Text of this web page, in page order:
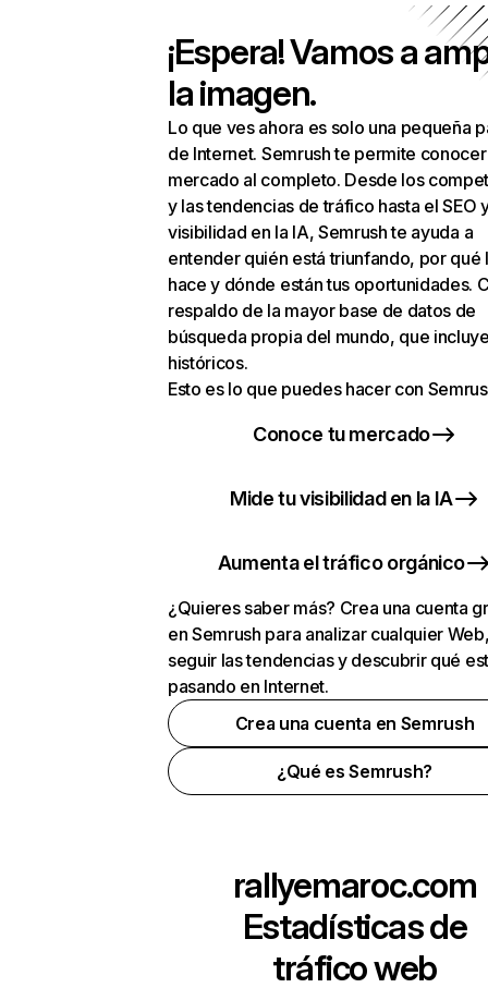
¡Espera! Vamos a
la imagen.
Lo que ves ahora es solo una pequeña
de Internet. Semrush te permite
mercado al completo. Desde los
y las tendencias de tráfico hasta el SEO
visibilidad en la IA, Semrush te ayuda a
entender quién está triunfando, por qué
hace y dónde están tus oportunidades.
respaldo de la mayor base de datos de
búsqueda propia del mundo, que
históricos.
Esto es lo que puedes hacer con
Conoce tu mercado
Mide tu visibilidad en la IA
Aumenta el tráfico orgánico
¿Quieres saber más? Crea una cuenta
en Semrush para analizar cualquier
seguir las tendencias y descubrir qué
pasando en Internet.
Crea una cuenta en Semrush
¿Qué es Semrush?
rallyemaroc.com
Estadísticas de
tráfico web